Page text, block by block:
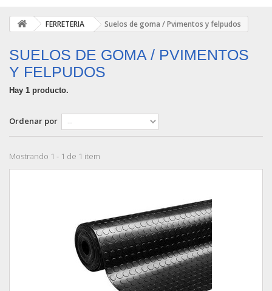
FERRETERIA Suelos de goma / Pvimentos y felpudos
SUELOS DE GOMA / PVIMENTOS
Y FELPUDOS
Hay 1 producto.
Ordenar por
Mostrando 1 - 1 de 1 item